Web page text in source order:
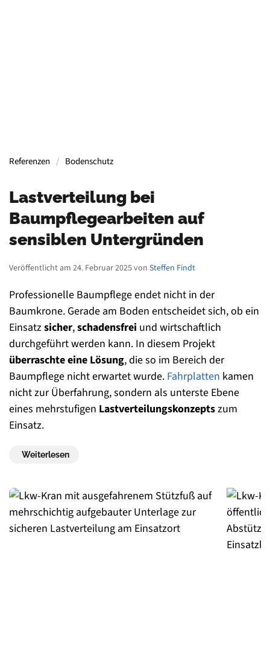
Referenzen Bodenschutz
Lastverteilung bei
Baumpflegearbeiten auf
sensiblen Untergründen
Veröffentlicht am 24. Februar 2025 von Steffen Findt
Professionelle Baumpflege endet nicht in der
Baumkrone. Gerade am Boden entscheidet sich, ob ein
Einsatzsicher,schadensfrei und wirtschaftlich
durchgeführt werden kann. In diesem Projekt
überraschte eine Lösung, die so im Bereich der
Baumpflege nicht erwartet wurde. Fahrplatten kamen
nicht zur Überfahrung, sondern als unterste Ebene
eines mehrstufigen Lastverteilungskonzeptszum
Einsatz.
Weiterlesen